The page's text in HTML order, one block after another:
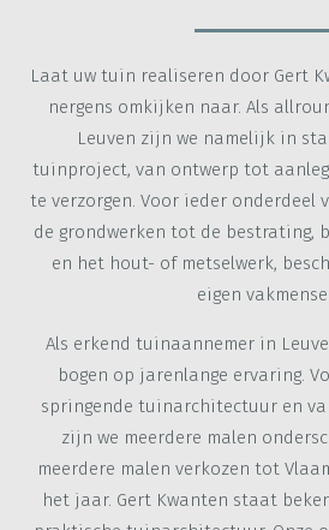
Laat uw tuin realiseren door Gert
nergens omkijken naar. Als
Leuven zijn we namelijk in
tuinproject, van ontwerp tot
te verzorgen. Voor ieder onderdeel
de grondwerken tot de bestrating,
en het hout- of metselwerk,
eigen
Als erkend tuinaannemer in
bogen op jarenlange ervaring.
springende tuinarchitectuur en
zijn we meerdere malen
meerdere malen verkozen tot
het jaar. Gert Kwanten staat